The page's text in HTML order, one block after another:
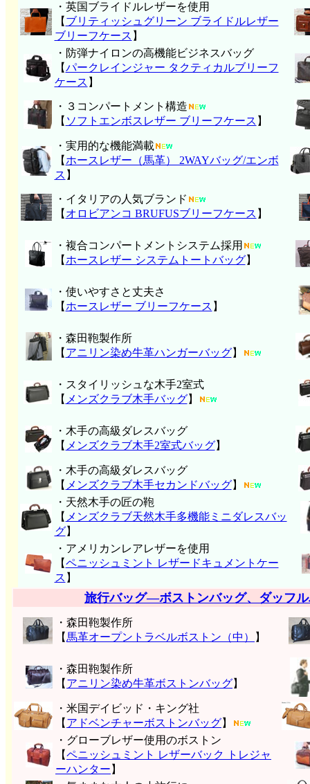
・英国ブライドルレザーを使用
【 ブリティッシュグリーン ブライドルレザー
ブリーフケース 】
・防弾ナイロンの高機能ビジネスバッグ
【パークレインジャー タクティカルブリーフ
ケース 】
・３コンパートメント構造
【 ソフトエンボスレザー ブリーフケース 】
・実用的な機能満載
【 ホースレザー（馬革） 2WAYバッグ/エンボ
ス 】
・イタリアの人気ブランド
【 オロビアンコ BRUFUSブリーフケース 】
・複合コンパートメントシステム採用
【 ホースレザー システムトートバッグ】
・使いやすさと丈夫さ
【 ホースレザー ブリーフケース 】
・森田鞄製作所
【 アニリン染め牛革ハンガーバッグ】
・スタイリッシュな木手2室式
【 メンズクラブ木手バッグ】
・木手の高級ダレスバッグ
【 メンズクラブ木手2室式バッグ】
・木手の高級ダレスバッグ
【 メンズクラブ木手セカンドバッグ】
・天然木手の匠の鞄
【 メンズクラブ天然木手多機能ミニダレスバッ
グ】
・アメリカンレアレザーを使用
【ペニッシュミント レザードキュメントケー
ス 】
旅行バッグ―ボストンバッグ、ダッフ
・森田鞄製作所
【 馬革オープントラベルボストン（中） 】
・森田鞄製作所
【 アニリン染め牛革ボストンバッグ】
・米国デイビッド・キング社
【 アドベンチャーボストンバッグ】
・グローブレザー使用のボストン
【ペニッシュミント レザーバック トレジャ
ーハンター 】